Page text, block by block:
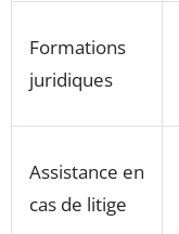
Formations
juridiques
Assistance en
cas de litige